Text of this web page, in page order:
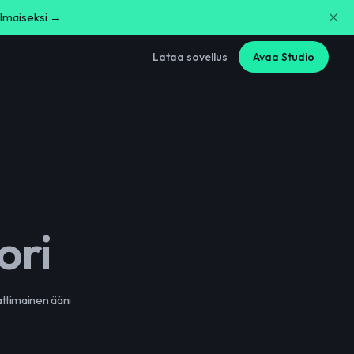
→
Lataa sovellus Avaa Studio
ääni